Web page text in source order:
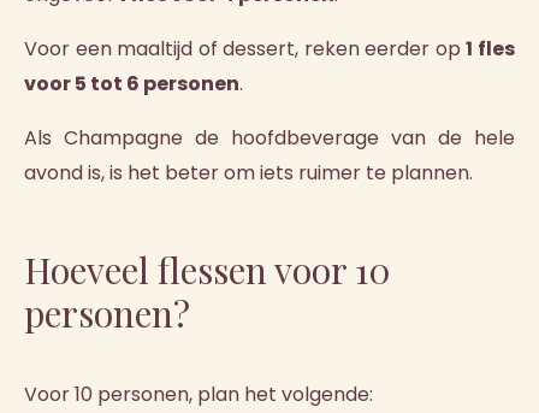
Voor een maaltijd of dessert, reken eerder op1 fles
voor 5 tot 6 personen.
Als Champagne de hoofdbeverage van de hele
avond is, is het beter om iets ruimer te plannen.
Hoeveel flessen voor 10
personen?
Voor 10 personen, plan het volgende: